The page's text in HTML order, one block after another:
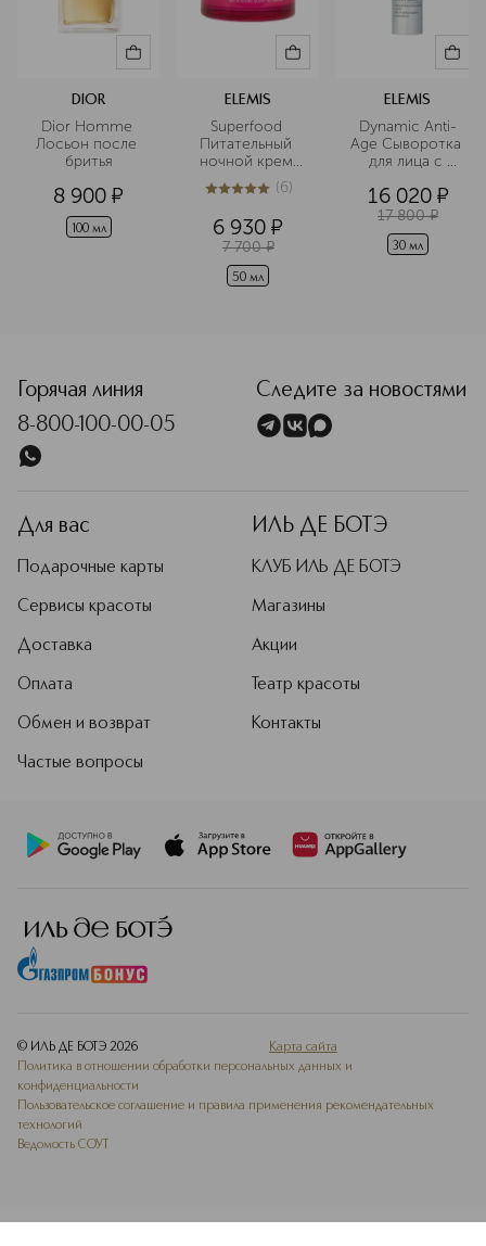
DIOR
Dior Homme
Лосьон после
бритья
8 900 ¤
100 мл
ELEMIS
Superfood
Питательный
ночной крем
для лица 2 в 1
5из 56 (6)
6 930 ¤
7 700 ¤
50 мл
ELEMIS
Dynamic Anti-
Age Сыворотка
для лица с
16 020 ¤
17 800 ¤
30 мл
Горячая линия
8-800-100-00-05
Следите за новостями
Для вас
Подарочные карты
Сервисы красоты
Доставка
Оплата
Обмен и возврат
Частые вопросы
ИЛЬ ДЕ БОТЭ
КЛУБ ИЛЬ ДЕ БОТЭ
Магазины
Акции
Театр красоты
Контакты
© ИЛЬ ДЕ БОТЭ 2026
Карта сайта
Политика в отношении обработки персональных данных и
конфиденциальности
Пользовательское соглашение и правила применения рекомендательных
технологий
Ведомость СОУТ